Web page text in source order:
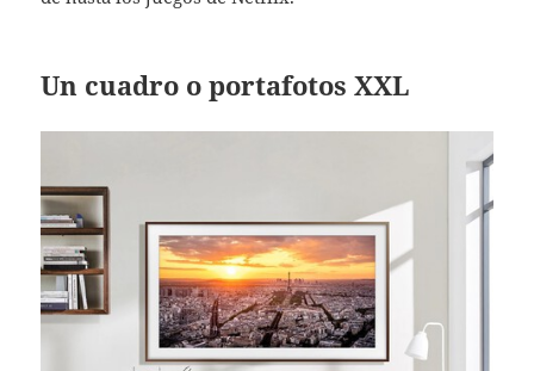
Un cuadro o portafotos XXL